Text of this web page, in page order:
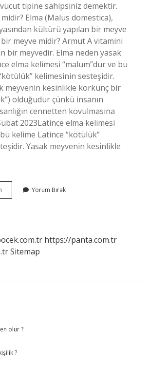
tipine sahipsiniz demektir.
Elma (Malus domestica),
kültürü yapılan bir meyve
bir meyve midir? Armut A vitamini
bir meyvedir. Elma neden yasak
elma kelimesi “malum”dur ve bu
kelimesinin sesteşidir.
meyvenin kesinlikle korkunç bir
olduğudur çünkü insanın
cennetten kovulmasına
2023Latince elma kelimesi
kelime Latince “kötülük”
Yasak meyvenin kesinlikle
Armut
Yorum Bırak
https://panta.com.tr
Sitemap
olur ?
?